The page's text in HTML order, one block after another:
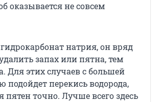
оказывается не совсем
натрия, он вряд
запах или пятна, тем
Для этих случаев с большей
подойдет перекись водорода,
пятен точно. Лучше всего здесь